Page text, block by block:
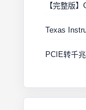
【完整版
Texas
PCIE转千